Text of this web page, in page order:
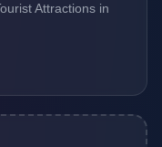
Attractions in